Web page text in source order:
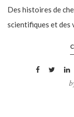
Des histoires de
scientifiques et des